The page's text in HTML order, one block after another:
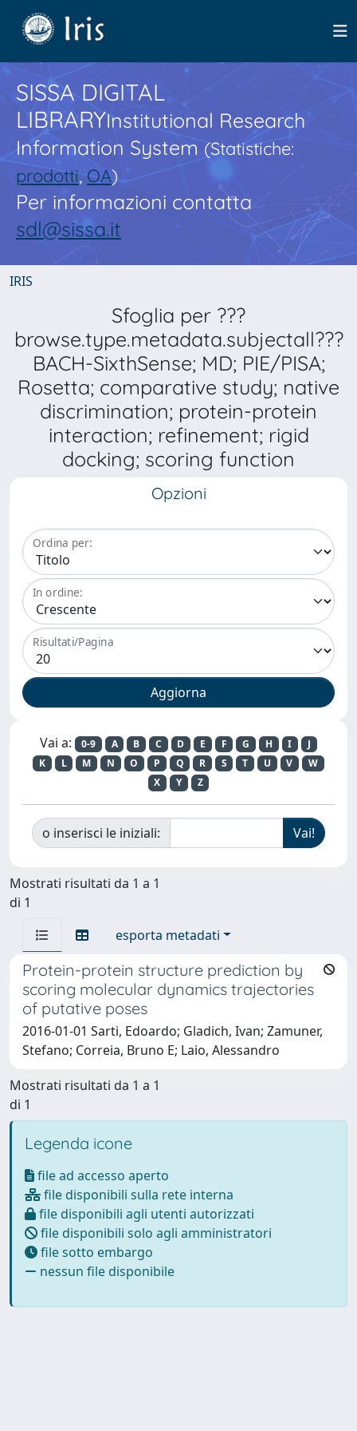
SISSA DIGITAL
LIBRARYInstitutional Research
Information System(Statistiche:
prodotti,OA)
Per informazioni contatta
sdl@sissa.it
IRIS
Sfoglia per ???
browse.type.metadata.subjectall???
BACH-SixthSense; MD; PIE/PISA;
Rosetta; comparative study; native
discrimination; protein-protein
interaction; refinement; rigid
docking; scoring function
Opzioni
Ordina per:
In ordine:
Risultati/Pagina
Vai a: 0-9 A B C D E F G H I
J
K
L M N O P Q R S T U V
W
X
Y Z
o inserisci le iniziali:
Mostrati risultati da 1 a 1
di 1
esporta metadati
Protein-protein structure prediction by
scoring molecular dynamics trajectories
of putative poses
2016-01-01 Sarti, Edoardo; Gladich, Ivan; Zamuner,
Stefano; Correia, Bruno E; Laio, Alessandro
Mostrati risultati da 1 a 1
di 1
Legenda icone
file ad accesso aperto
file disponibili sulla rete interna
file disponibili agli utenti autorizzati
file disponibili solo agli amministratori
file sotto embargo
nessun file disponibile